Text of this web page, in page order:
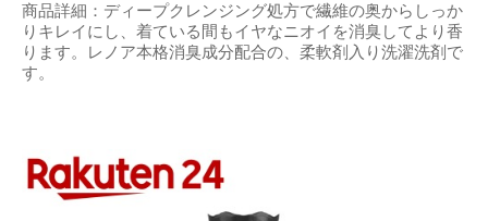
商品詳細：ディープクレンジング処方で繊維の奥からしっか
りキレイにし、着ている間もイヤなニオイを消臭してより香
ります。レノア本格消臭成分配合の、柔軟剤入り洗濯洗剤で
す。